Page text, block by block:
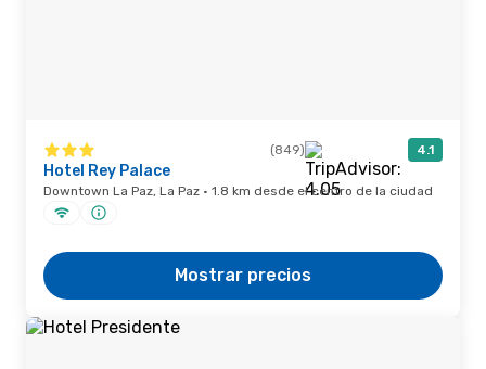
(849) 4.1
Hotel Rey Palace
Downtown La Paz, La Paz · 1.8 km desde el centro de la ciudad
Mostrar precios